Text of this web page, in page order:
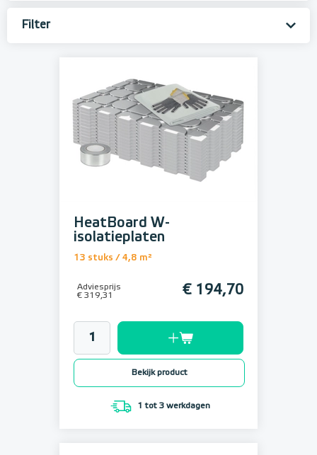
Filter
HeatBoard W-
isolatieplaten
13 stuks / 4,8 m²
Adviesprijs
€ 319,31
€ 194,70
Bekijk product
1 tot 3 werkdagen